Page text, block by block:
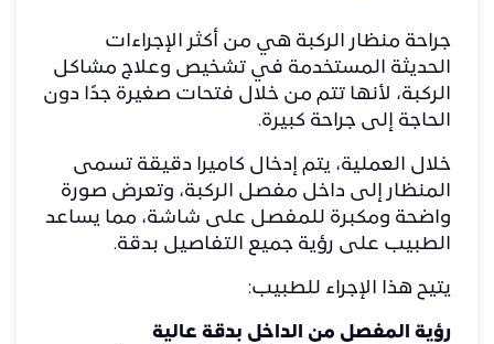
جراحة منظار الركبة هي من أكثر الإجراءات
الحديثة المستخدمة في تشخيص وعلاج مشاكل
الركبة، لأنها تتم من خلال فتحات صغيرة جدًا دون
الحاجة إلى جراحة كبيرة.
خلال العملية، يتم إدخال كاميرا دقيقة تسمى
المنظار إلى داخل مفصل الركبة، وتعرض صورة
واضحة ومكبرة للمفصل على شاشة، مما يساعد
الطبيب على رؤية جميع التفاصيل بدقة.
يتيح هذا الإجراء للطبيب:
رؤية المفصل من الداخل بدقة عالية